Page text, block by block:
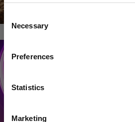
Selection
Necessary
Preferences
Statistics
Marketing
Aggiornare la tua